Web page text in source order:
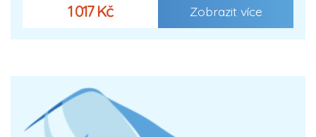
1 017 Kč Zobrazit více